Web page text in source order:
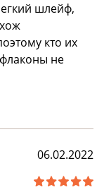
шлейф,
кто их
не
06.02.2022